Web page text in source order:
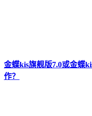
金蝶kis旗舰版7.0或金蝶
作？